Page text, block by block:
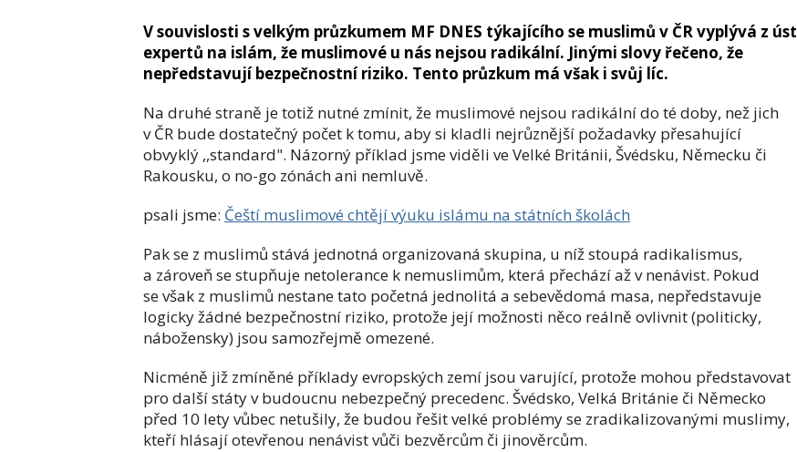
V souvislosti s velkým průzkumem MF DNES týkajícího se muslimů v ČR vyplývá z úst
expertů na islám, že muslimové u nás nejsou radikální. Jinými slovy řečeno, že
nepředstavují bezpečnostní riziko. Tento průzkum má však i svůj líc.
Na druhé straně je totiž nutné zmínit, že muslimové nejsou radikální do té doby, než jich
v ČR bude dostatečný počet k tomu, aby si kladli nejrůznější požadavky přesahující
obvyklý ,,standard". Názorný příklad jsme viděli ve Velké Británii, Švédsku, Německu či
Rakousku, o no-go zónách ani nemluvě.
psali jsme: Čeští muslimové chtějí výuku islámu na státních školách
Pak se z muslimů stává jednotná organizovaná skupina, u níž stoupá radikalismus,
a zároveň se stupňuje netolerance k nemuslimům, která přechází až v nenávist. Pokud
se však z muslimů nestane tato početná jednolitá a sebevědomá masa, nepředstavuje
logicky žádné bezpečnostní riziko, protože její možnosti něco reálně ovlivnit (politicky,
nábožensky) jsou samozřejmě omezené.
Nicméně již zmíněné příklady evropských zemí jsou varující, protože mohou představovat
pro další státy v budoucnu nebezpečný precedenc. Švédsko, Velká Británie či Německo
před 10 lety vůbec netušily, že budou řešit velké problémy se zradikalizovanými muslimy,
kteří hlásají otevřenou nenávist vůči bezvěrcům či jinověrcům.